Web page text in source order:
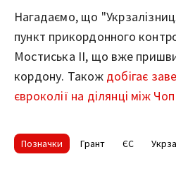
Нагадаємо, що
пункт прикордонного
Мостиська ІІ, що вже
кордону. Також добігає
євроколії на ділянці між
Позначки Грант ЄС